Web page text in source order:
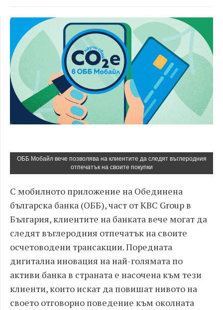
ОББ Мобайл вече позволява на клиентите да следят въглеродния
отпечатък на своите покупки
С мобилното приложение на Обединена
българска банка (ОББ), част от KBC Group в
България, клиентите на банката вече могат да
следят въглеродния отпечатък на своите
осчетоводени трансакции. Поредната
дигитална иновация на най-голямата по
активи банка в страната е насочена към тези
клиенти, които искат да повишат нивото на
своето отговорно поведение към околната